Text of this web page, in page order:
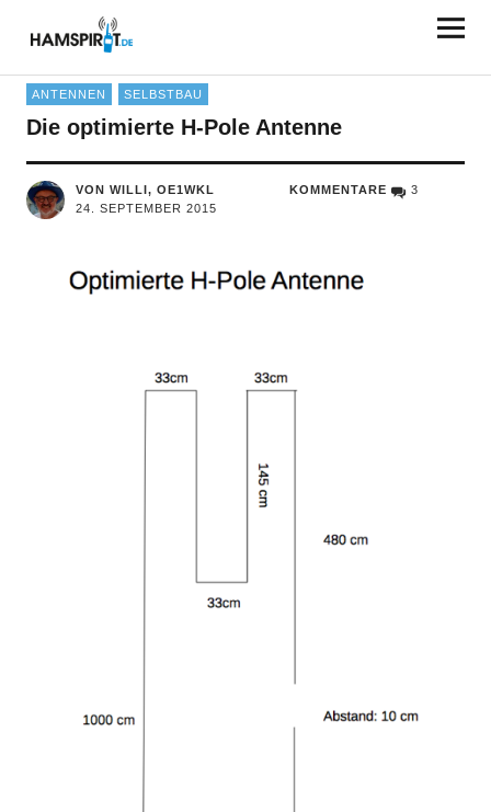
HAMSPIRIT.DE
ANTENNEN SELBSTBAU
Die optimierte H-Pole Antenne
VON WILLI, OE1WKL
24. SEPTEMBER 2015
KOMMENTARE 3